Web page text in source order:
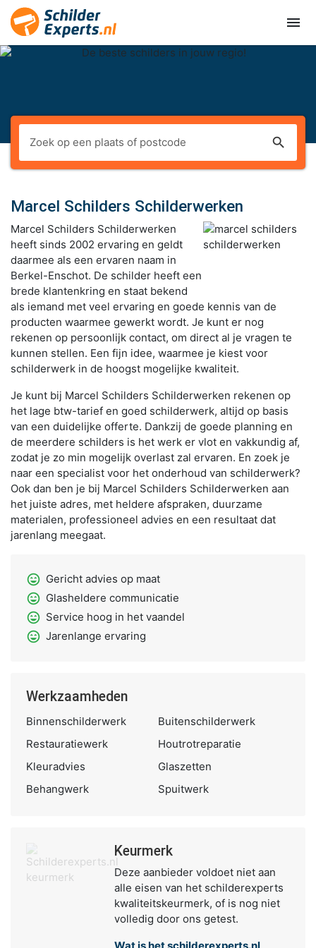
menu
search
Marcel Schilders Schilderwerken
Marcel Schilders Schilderwerken
heeft sinds 2002 ervaring en geldt
daarmee als een ervaren naam in
Berkel-Enschot. De schilder heeft een
brede klantenkring en staat bekend
als iemand met veel ervaring en goede kennis van de
producten waarmee gewerkt wordt. Je kunt er nog
rekenen op persoonlijk contact, om direct al je vragen te
kunnen stellen. Een fijn idee, waarmee je kiest voor
schilderwerk in de hoogst mogelijke kwaliteit.
Je kunt bij Marcel Schilders Schilderwerken rekenen op
het lage btw-tarief en goed schilderwerk, altijd op basis
van een duidelijke offerte. Dankzij de goede planning en
de meerdere schilders is het werk er vlot en vakkundig af,
zodat je zo min mogelijk overlast zal ervaren. En zoek je
naar een specialist voor het onderhoud van schilderwerk?
Ook dan ben je bij Marcel Schilders Schilderwerken aan
het juiste adres, met heldere afspraken, duurzame
materialen, professioneel advies en een resultaat dat
jarenlang meegaat.
sentiment_very_satisfied Gericht advies op maat
sentiment_very_satisfied Glasheldere communicatie
sentiment_very_satisfied Service hoog in het vaandel
sentiment_very_satisfied Jarenlange ervaring
Werkzaamheden
Binnenschilderwerk
Buitenschilderwerk
Restauratiewerk
Houtrotreparatie
Kleuradvies
Glaszetten
Behangwerk
Spuitwerk
Keurmerk
Deze aanbieder voldoet niet aan
alle eisen van het schilderexperts
kwaliteitskeurmerk, of is nog niet
volledig door ons getest.